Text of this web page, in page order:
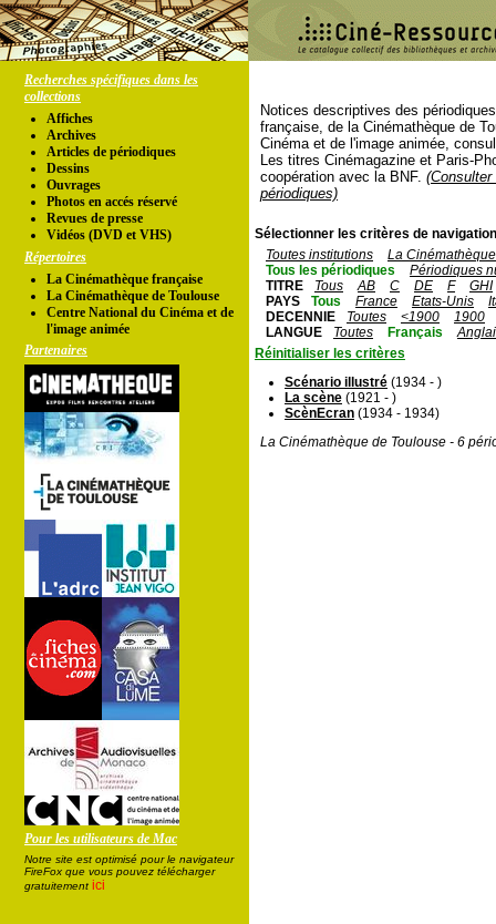
Recherches spécifiques dans les
collections
Affiches
Archives
Articles de périodiques
Dessins
Ouvrages
Photos en accés réservé
Revues de presse
Vidéos (DVD et VHS)
Répertoires
La Cinémathèque française
La Cinémathèque de Toulouse
Centre National du Cinéma et de
l'image animée
Partenaires
Pour les utilisateurs de Mac
Notre site est optimisé pour le navigateur
FireFox que vous pouvez télécharger
gratuitement ici
Notices descriptives des
française, de la Cinémathèque de
Cinéma et de l'image animée,
Les titres Cinémagazine et Paris-
coopération avec la BNF.
périodiques)
Sélectionner les critères de
Toutes institutions
La
Tous les périodiques
Périodiques
TITRE
Tous AB C DE F
GHI
PAYS
Tous France Etats-Unis
DECENNIE
Toutes <1900
1900
LANGUE
Toutes Français
Réinitialiser les critères
Scénario illustré (1934 - )
La scène (1921 - )
ScènEcran (1934 - 1934)
La Cinémathèque de Toulouse - 6